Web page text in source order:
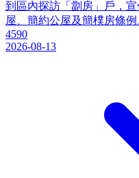
到區內探訪「劏房」戶，
屋、簡約公屋及簡樸房條
4590
2026-08-13